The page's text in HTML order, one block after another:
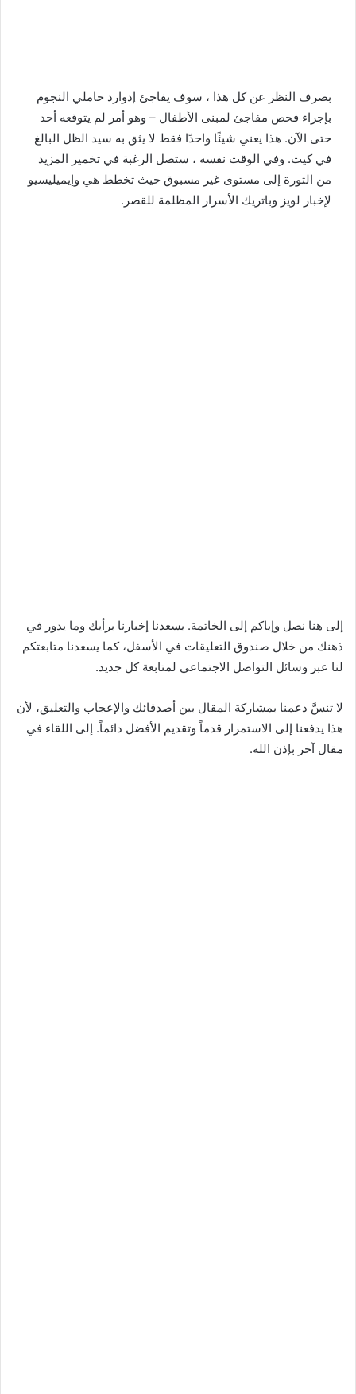
بصرف النظر عن كل هذا ، سوف يفاجئ إدوارد حاملي النجوم
بإجراء فحص مفاجئ لمبنى الأطفال – وهو أمر لم يتوقعه أحد
حتى الآن. هذا يعني شيئًا واحدًا فقط لا يثق به سيد الظل البالغ
في كيت. وفي الوقت نفسه ، ستصل الرغبة في تخمير المزيد
من الثورة إلى مستوى غير مسبوق حيث تخطط هي وإيميليسيو
لإخبار لويز وباتريك الأسرار المظلمة للقصر.
إلى هنا نصل وإياكم إلى الخاتمة. يسعدنا إخبارنا برأيك وما يدور في
ذهنك من خلال صندوق التعليقات في الأسفل، كما يسعدنا متابعتكم
لنا عبر وسائل التواصل الاجتماعي لمتابعة كل جديد.
لا تنسَّ دعمنا بمشاركة المقال بين أصدقائك والإعجاب والتعليق، لأن
هذا يدفعنا إلى الاستمرار قدماً وتقديم الأفضل دائماً. إلى اللقاء في
مقال آخر بإذن الله.